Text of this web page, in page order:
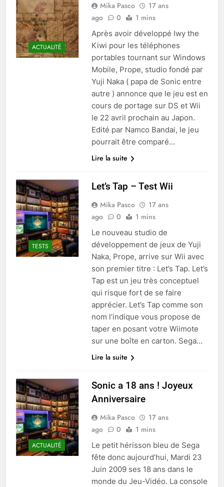
ACTUALITÉ
Mika Pasco
17 ans
ago
0 1 mins
Après avoir développé Iwy the
Kiwi pour les téléphones
portables tournant sur Windows
Mobile, Prope, studio fondé par
Yuji Naka ( papa de Sonic entre
autre ) annonce que le jeu est en
cours de portage sur DS et Wii
le 22 avril prochain au Japon.
Edité par Namco Bandai, le jeu
pourrait être comparé…
Lire la suite
TESTS
Let’s Tap – Test Wii
Mika Pasco
17 ans
ago
0 1 mins
Le nouveau studio de
développement de jeux de Yuji
Naka, Prope, arrive sur Wii avec
son premier titre : Let’s Tap. Let’s
Tap est un jeu très conceptuel
qui risque fort de se faire
apprécier. Let’s Tap comme son
nom l’indique vous propose de
taper en posant votre Wiimote
sur une boîte en carton. Sega…
Lire la suite
ACTUALITÉ
Sonic a 18 ans ! Joyeux
Anniversaire
Mika Pasco
17 ans
ago
0 1 mins
Le petit hérisson bleu de Sega
fête donc aujourd’hui, Mardi 23
Juin 2009 ses 18 ans dans le
monde du Jeu-Vidéo. La console